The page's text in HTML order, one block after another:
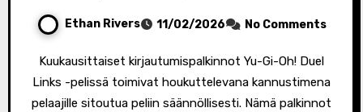
Ethan Rivers 11/02/2026 No Comments
Kuukausittaiset kirjautumispalkinnot Yu-Gi-Oh! Duel
Links -pelissä toimivat houkuttelevana kannustimena
pelaajille sitoutua peliin säännöllisesti. Nämä palkinnot